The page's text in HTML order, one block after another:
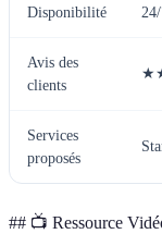
Disponibilité
Avis des
clients
Services
proposés
## 📺 Ressource